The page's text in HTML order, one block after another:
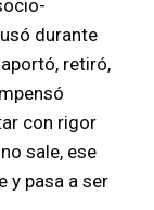
durante
retiró,
con rigor
sale, ese
y pasa a ser